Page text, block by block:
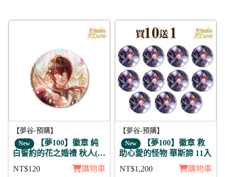
【夢谷-預購】
New 【夢100】徽章 純
白誓約的花之婚禮 秋人(月
NT$120 購物車
【夢谷-預購】
New 【夢100】徽章 救
助心愛的怪物 華斯諦 11入
NT$1,200
購物車